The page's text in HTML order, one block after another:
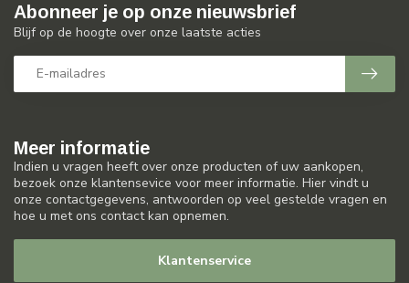
Meer informatie
Indien u vragen heeft over onze producten of uw aankopen,
bezoek onze klantensevice voor meer informatie. Hier vindt u
onze contactgegevens, antwoorden op veel gestelde vragen en
hoe u met ons contact kan opnemen.
Klantenservice
Abonneer je op onze nieuwsbrief
Blijf op de hoogte over onze laatste acties